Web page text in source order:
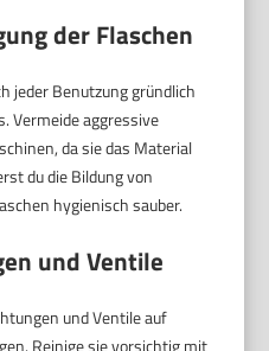
der Flaschen
jeder Benutzung gründlich
Vermeide aggressive
da sie das Material
du die Bildung von
hygienisch sauber.
und Ventile
und Ventile auf
Reinige sie vorsichtig mit